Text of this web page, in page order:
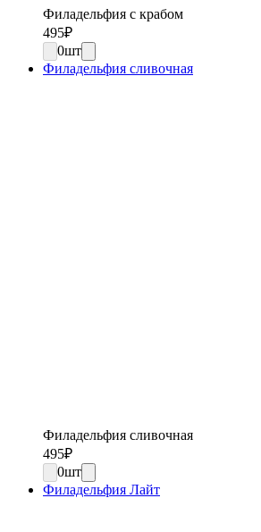
Филадельфия с крабом
495₽
0шт
Филадельфия сливочная
Филадельфия сливочная
495₽
0шт
Филадельфия Лайт